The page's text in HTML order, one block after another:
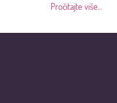
Pročitajte više...